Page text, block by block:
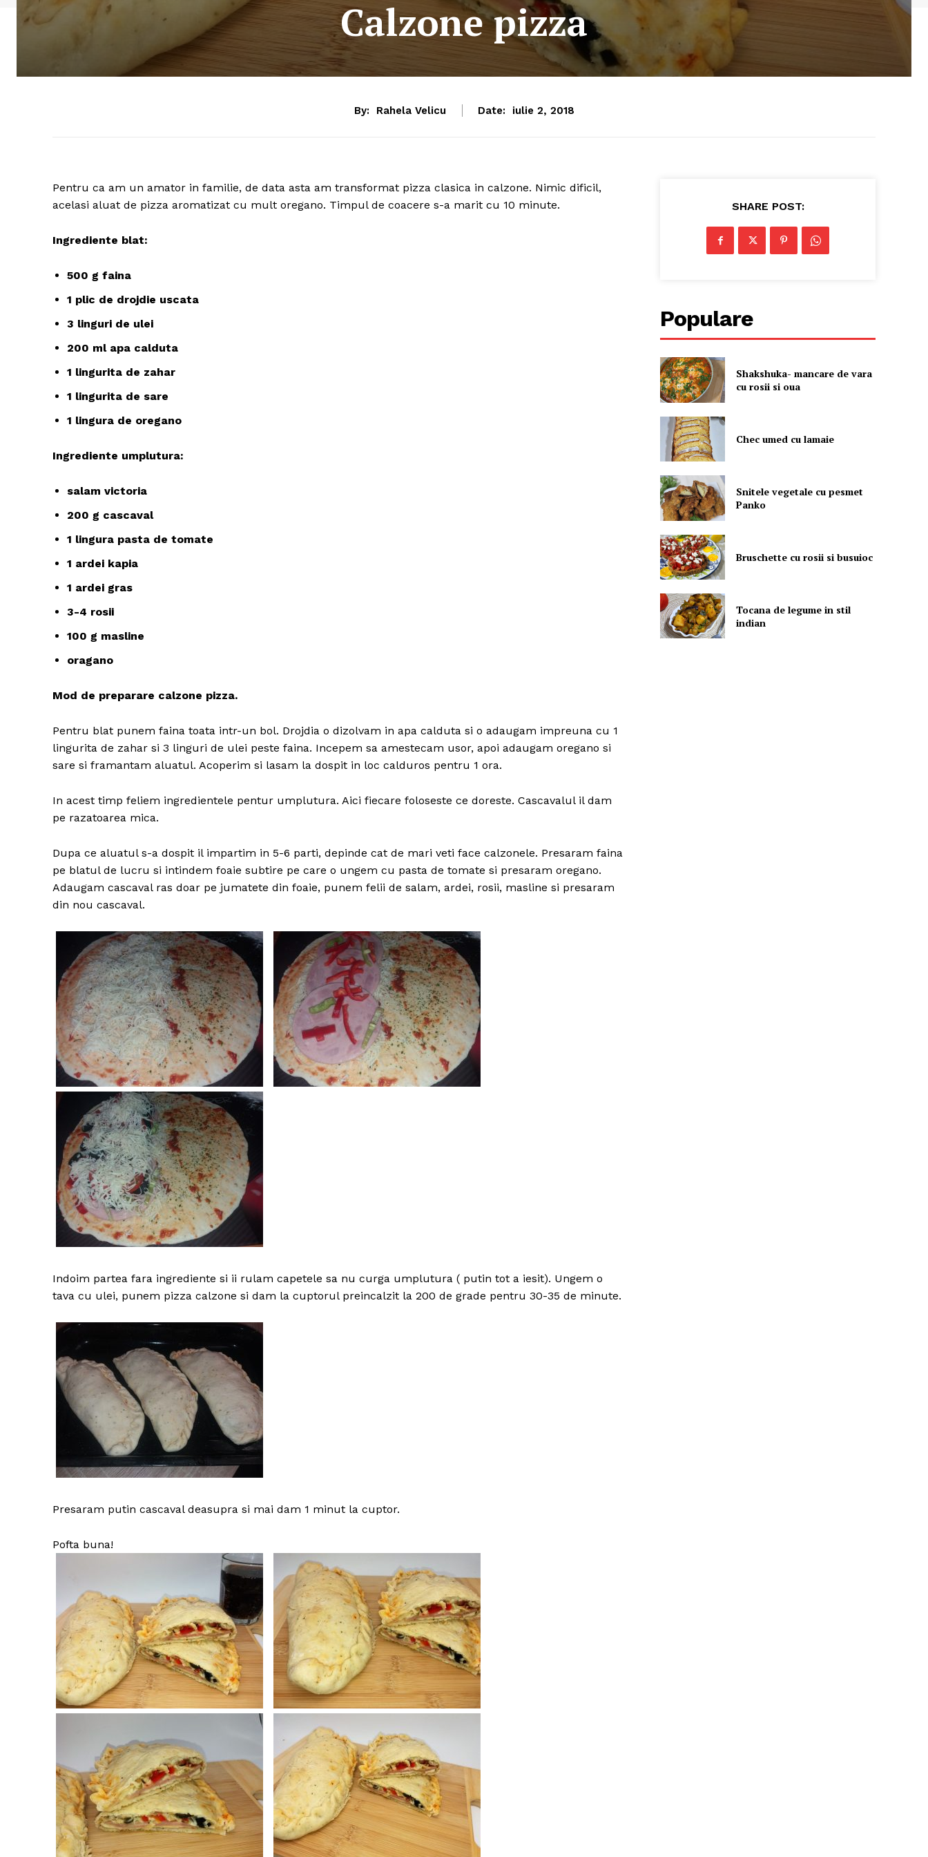
Politica de Confidențialitate
Calzone pizza
By: Rahela Velicu Date: iulie 2, 2018
Pentru ca am un amator in familie, de data asta am transformat pizza clasica in calzone. Nimic dificil,
acelasi aluat de pizza aromatizat cu mult oregano. Timpul de coacere s-a marit cu 10 minute.
Ingrediente blat:
500 g faina
1 plic de drojdie uscata
3 linguri de ulei
200 ml apa calduta
1 lingurita de zahar
1 lingurita de sare
1 lingura de oregano
Ingrediente umplutura:
salam victoria
200 g cascaval
1 lingura pasta de tomate
1 ardei kapia
1 ardei gras
3-4 rosii
100 g masline
oragano
Mod de preparare calzone pizza.
Pentru blat punem faina toata intr-un bol. Drojdia o dizolvam in apa calduta si o adaugam impreuna cu 1
lingurita de zahar si 3 linguri de ulei peste faina. Incepem sa amestecam usor, apoi adaugam oregano si
sare si framantam aluatul. Acoperim si lasam la dospit in loc calduros pentru 1 ora.
In acest timp feliem ingredientele pentur umplutura. Aici fiecare foloseste ce doreste. Cascavalul il dam
pe razatoarea mica.
Dupa ce aluatul s-a dospit il impartim in 5-6 parti, depinde cat de mari veti face calzonele. Presaram faina
pe blatul de lucru si intindem foaie subtire pe care o ungem cu pasta de tomate si presaram oregano.
Adaugam cascaval ras doar pe jumatete din foaie, punem felii de salam, ardei, rosii, masline si presaram
din nou cascaval.
Indoim partea fara ingrediente si ii rulam capetele sa nu curga umplutura ( putin tot a iesit). Ungem o
tava cu ulei, punem pizza calzone si dam la cuptorul preincalzit la 200 de grade pentru 30-35 de minute.
Presaram putin cascaval deasupra si mai dam 1 minut la cuptor.
Pofta buna!
SHARE POST:
Populare
Shakshuka- mancare de vara
cu rosii si oua
Chec umed cu lamaie
Snitele vegetale cu pesmet
Panko
Bruschette cu rosii si busuioc
Tocana de legume in stil
indian